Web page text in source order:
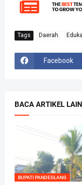
Tags Daerah
Facebook
BACA ARTIKEL
BUPATI PANDEGLANG